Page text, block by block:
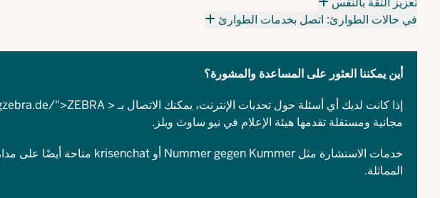
في حالات الطوارئ: اتصل بخدمات الطوارئ
أين يمكننا العثور على المساعدة والمشورة؟
إذا كانت لديك أي أسئلة حول تحديات الإنترنت، يمكنك الاتصال بـ < href="
مجانية ومستقلة تقدمها هيئة الإعلام في نيو ساوث ويلز.
خدمات الاستشارة مثل Nummer gegen Kummer أو krisenchat متاحة أيضًا على
المماثلة.